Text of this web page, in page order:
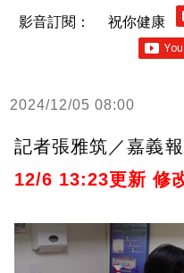
影音訂閱： 祝你健康
2024/12/05 08:00
記者張雅筑／嘉義
12/6 13:23更新 修